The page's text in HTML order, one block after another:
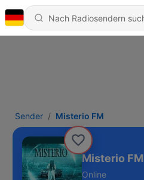
Sender Misterio FM
Misterio FM
Online